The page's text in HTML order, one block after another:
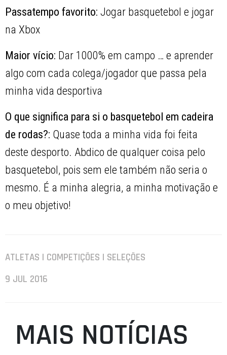
Passatempo favorito: Jogar basquetebol e jogar
na Xbox
Maior vício: Dar 1000% em campo … e aprender
algo com cada colega/jogador que passa pela
minha vida desportiva
O que significa para si o basquetebol em cadeira
de rodas?: Quase toda a minha vida foi feita
deste desporto. Abdico de qualquer coisa pelo
basquetebol, pois sem ele também não seria o
mesmo. É a minha alegria, a minha motivação e
o meu objetivo!
ATLETAS | COMPETIÇÕES | SELEÇÕES
9 JUL 2016
MAIS NOTÍCIAS